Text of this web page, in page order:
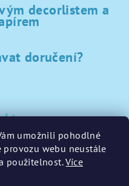
umožnili pohodlné
webu neustále
použitelnost.Více
decorlistem a
doručení?